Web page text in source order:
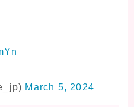
March 5, 2024